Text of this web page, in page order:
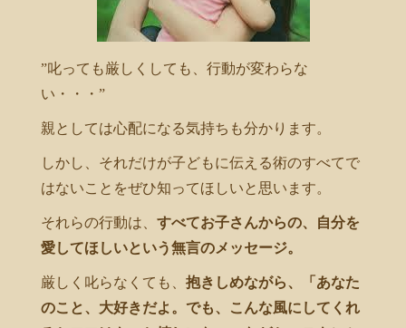
”叱っても厳しくしても、行動が変わらな
い・・・”
親としては心配になる気持ちも分かります。
しかし、それだけが子どもに伝える術のすべてで
はないことをぜひ知ってほしいと思います。
それらの行動は、 すべてお子さんからの、自分を
愛してほしいという無言のメッセージ。
厳しく叱らなくても、 抱きしめながら、「あなた
のこと、大好きだよ。でも、こんな風にしてくれ